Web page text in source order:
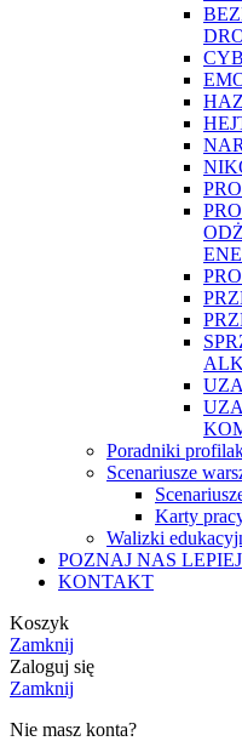
Poradniki
Scenariusze
Karty
Walizki
POZNAJ NAS LEPIEJ
KONTAKT
Koszyk
Zamknij
Zaloguj się
Zamknij
Nie masz konta?